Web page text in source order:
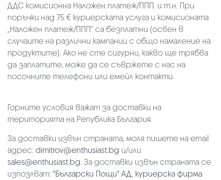
ДДС комисионна Наложен платеж/ППП. и т.н. При
поръчки над 75 € куриерската услуга и комисионата
„Наложен платеж/ППП“ са безплатни (освен в
случаите на различни кампании с общо намаление на
продуктите). Ако не сте сигурни, какво ще трябва
да заплатите, може да се съвржете с нас на
посочните телефони или емейл контакти.
Горните условия важат за доставки на
територията на Република България.
За доставки извън страната, моля пишете на email
адрес: dimitrov@enthusiast.bg и/или
sales@enthusiast.bg. За доставки извън страната се
изпозлват: "Български Пощи" АД, куриерска фирма